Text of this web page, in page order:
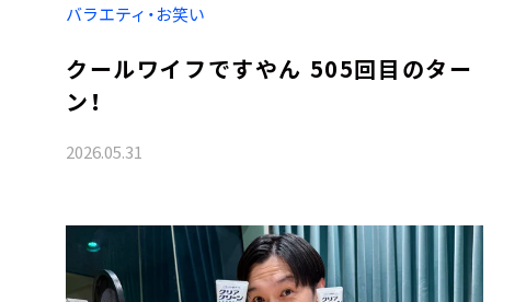
バラエティ・お笑い
クールワイフですやん 505回目のター
ン！
2026.05.31